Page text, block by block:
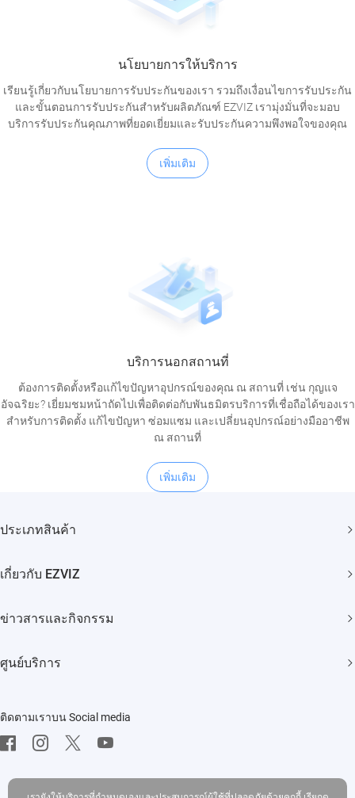
นโยบายการให้บริการ
เรียนรู้เกี่ยวกับนโยบายการรับประกันของเรา รวมถึงเงื่อนไขการรับประกัน
และขั้นตอนการรับประกันสำหรับผลิตภัณฑ์ EZVIZ เรามุ่งมั่นที่จะมอบ
บริการรับประกันคุณภาพที่ยอดเยี่ยมและรับประกันความพึงพอใจของคุณ
เพิ่มเติม
บริการนอกสถานที่
ต้องการติดตั้งหรือแก้ไขปัญหาอุปกรณ์ของคุณ ณ สถานที่ เช่น กุญแจ
อัจฉริยะ? เยี่ยมชมหน้าถัดไปเพื่อติดต่อกับพันธมิตรบริการที่เชื่อถือได้ของเรา
สำหรับการติดตั้ง แก้ไขปัญหา ซ่อมแซม และเปลี่ยนอุปกรณ์อย่างมืออาชีพ
ณ สถานที่
เพิ่มเติม
ประเภทสินค้า
เกี่ยวกับ EZVIZ
Trust Center
EZVIZ CSR
ข่าวสารและกิจกรรม
ศูนย์บริการ
ดาวโหลด
ติดตามเราบน Social media